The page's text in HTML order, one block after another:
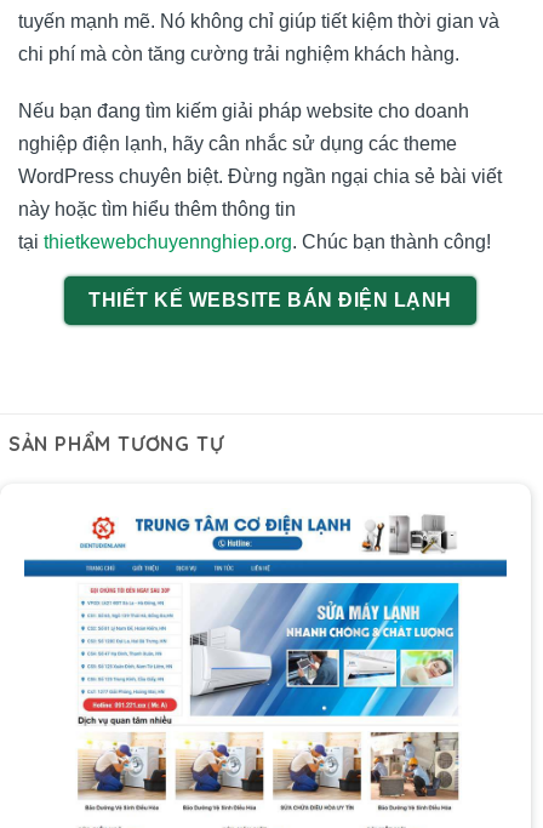
tuyến mạnh mẽ. Nó không chỉ giúp tiết kiệm thời gian và
chi phí mà còn tăng cường trải nghiệm khách hàng.
Nếu bạn đang tìm kiếm giải pháp website cho doanh
nghiệp điện lạnh, hãy cân nhắc sử dụng các theme
WordPress chuyên biệt. Đừng ngần ngại chia sẻ bài viết
này hoặc tìm hiểu thêm thông tin
tại thietkewebchuyennghiep.org. Chúc bạn thành công!
THIẾT KẾ WEBSITE BÁN ĐIỆN LẠNH
SẢN PHẨM TƯƠNG TỰ